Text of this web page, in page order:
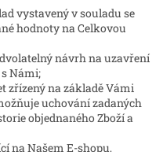
vystavený v souladu se
hodnoty na Celkovou
návrh na uzavření
Námi;
zřízený na základě Vámi
uchování zadaných
objednaného Zboží a
na Našem E-shopu,